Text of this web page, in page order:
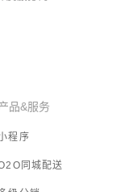
品&服务
程序
同城配送